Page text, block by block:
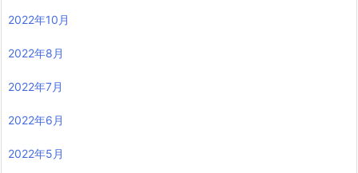
2022年10月
2022年8月
2022年7月
2022年6月
2022年5月